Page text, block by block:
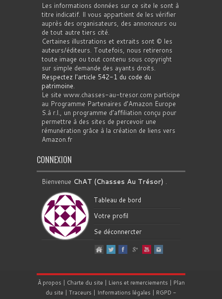
Les informations données sur ce site le sont à
titre indicatif. Il vous appartient de les vérifier
auprès des organisateurs, des annonceurs ou
de tout autre tiers cité.
Certaines illustrations et extraits sont © les
auteurs/éditeurs. Toutefois, nous retirerons
toute image ou tout contenu sous copyright
sur simple demande des ayants droits.
Respectez l'article 542-1 du code du
patrimoine.
Le site www.chasses-au-tresor.com participe
au Programme Partenaires d’Amazon Europe
S.à r.l., un programme d’affiliation conçu pour
permettre à des sites de percevoir une
rémunération grâce à la création de liens vers
Amazon.fr
CONNEXION
Bienvenue ChAT (Chasses Au Trésor) .
Tableau de bord
Votre profil
Se déconnercter
À propos | Charte du site | Liens et remerciements | Plan
du site | Traceurs | Informations légales | RGPD -